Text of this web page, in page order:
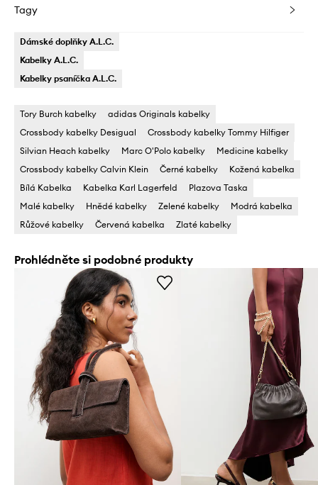
Tagy
Dámské doplňky A.L.C.
Kabelky A.L.C.
Kabelky psaníčka A.L.C.
Tory Burch kabelky
adidas Originals kabelky
Crossbody kabelky Desigual
Crossbody kabelky Tommy Hilfiger
Silvian Heach kabelky
Marc O'Polo kabelky
Medicine kabelky
Crossbody kabelky Calvin Klein
Černé kabelky
Kožená kabelka
Bílá Kabelka
Kabelka Karl Lagerfeld
Plazova Taska
Malé kabelky
Hnědé kabelky Zelené kabelky
Modrá kabelka
Růžové kabelky
Červená kabelka Zlaté kabelky
Prohlédněte si podobné produkty